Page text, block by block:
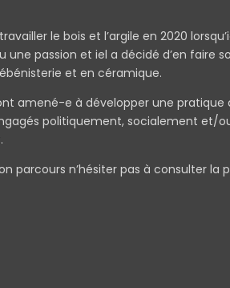
le bois et l’argile en 2020
une passion et iel a décidé d’en faire
et en céramique.
amené-e à développer une pratique
politiquement, socialement et/
parcours n’hésiter pas à consulter la